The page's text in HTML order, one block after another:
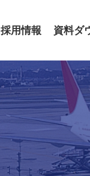
採用情報 資料ダ